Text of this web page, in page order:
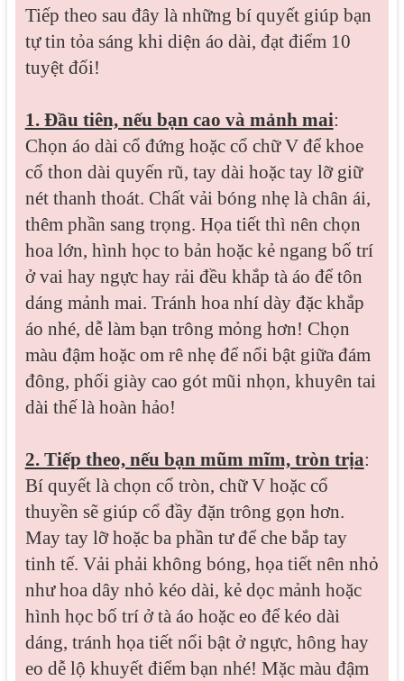
Tiếp theo sau đây là những bí quyết giúp bạn
tự tin tỏa sáng khi diện áo dài, đạt điểm 10
tuyệt đối!
1. Đầu tiên, nếu bạn cao và mảnh mai:
Chọn áo dài cổ đứng hoặc cổ chữ V để khoe
cổ thon dài quyến rũ, tay dài hoặc tay lỡ giữ
nét thanh thoát. Chất vải bóng nhẹ là chân ái,
thêm phần sang trọng. Họa tiết thì nên chọn
hoa lớn, hình học to bản hoặc kẻ ngang bố trí
ở vai hay ngực hay rải đều khắp tà áo để tôn
dáng mảnh mai. Tránh hoa nhí dày đặc khắp
áo nhé, dễ làm bạn trông mỏng hơn! Chọn
màu đậm hoặc om rê nhẹ để nổi bật giữa đám
đông, phối giày cao gót mũi nhọn, khuyên tai
dài thế là hoàn hảo!
2. Tiếp theo, nếu bạn mũm mĩm, tròn trịa:
Bí quyết là chọn cổ tròn, chữ V hoặc cổ
thuyền sẽ giúp cổ đầy đặn trông gọn hơn.
May tay lỡ hoặc ba phần tư để che bắp tay
tinh tế. Vải phải không bóng, họa tiết nên nhỏ
như hoa dây nhỏ kéo dài, kẻ dọc mảnh hoặc
hình học bố trí ở tà áo hoặc eo để kéo dài
dáng, tránh họa tiết nổi bật ở ngực, hông hay
eo dễ lộ khuyết điểm bạn nhé! Mặc màu đậm